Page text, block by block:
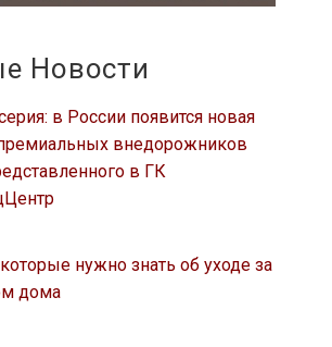
Новости
в России появится новая
внедорожников
в ГК
нужно знать об уходе за
дома